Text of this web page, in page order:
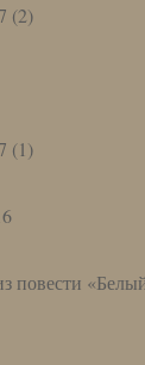
(2)
(1)